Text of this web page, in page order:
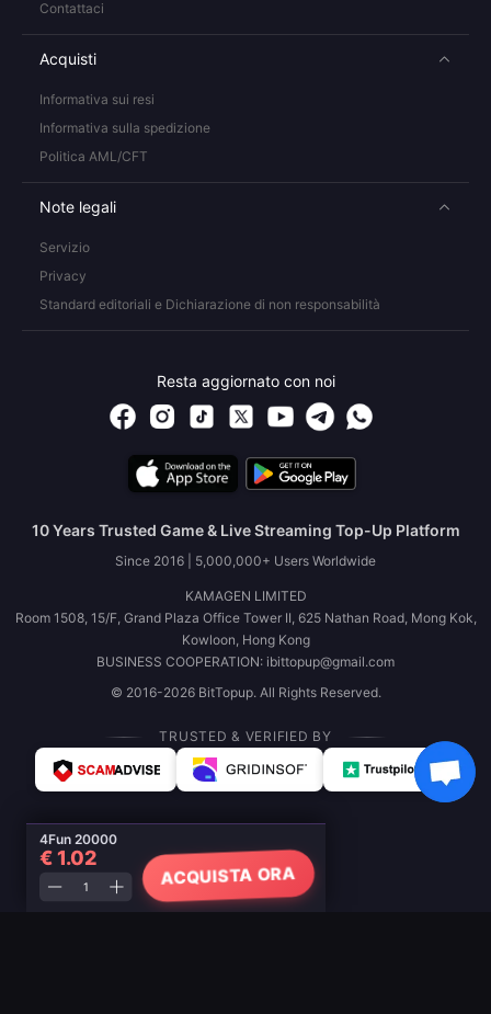
4Fun 20000
€ 1.02
ACQUISTA ORA
Contattaci
Acquisti
Informativa sui resi
Informativa sulla spedizione
Politica AML/CFT
Note legali
Servizio
Privacy
Standard editoriali e Dichiarazione di non responsabilità
Resta aggiornato con noi
10 Years Trusted Game & Live Streaming Top-Up Platform
Since 2016 | 5,000,000+ Users Worldwide
KAMAGEN LIMITED
Room 1508, 15/F, Grand Plaza Office Tower II, 625 Nathan Road, Mong Kok,
Kowloon, Hong Kong
BUSINESS COOPERATION: ibittopup@gmail.com
© 2016-2026 BitTopup. All Rights Reserved.
TRUSTED & VERIFIED BY